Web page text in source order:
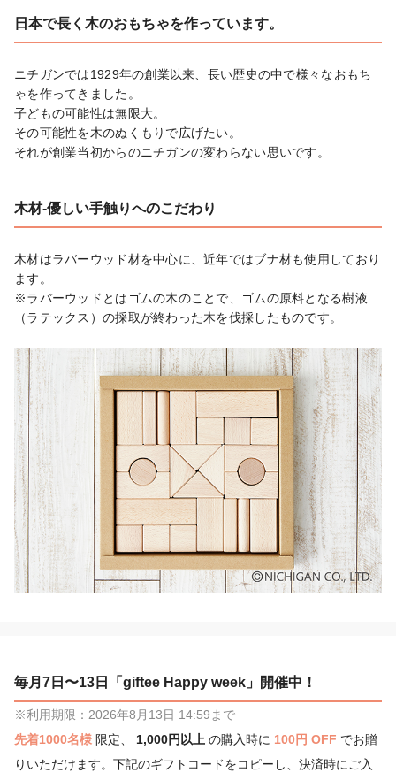
日本で長く木のおもちゃを作っています。
ニチガンでは1929年の創業以来、長い歴史の中で様々なおもち
ゃを作ってきました。
子どもの可能性は無限大。
その可能性を木のぬくもりで広げたい。
それが創業当初からのニチガンの変わらない思いです。
木材-優しい手触りへのこだわり
木材はラバーウッド材を中心に、近年ではブナ材も使用しており
ます。
※ラバーウッドとはゴムの木のことで、ゴムの原料となる樹液
（ラテックス）の採取が終わった木を伐採したものです。
毎月7日〜13日「giftee Happy week」開催中！
※利用期限：2026年8月13日 14:59まで
先着1000名様 限定、 1,000円以上 の購入時に 100円 OFF でお贈
りいただけます。下記のギフトコードをコピーし、決済時にご入